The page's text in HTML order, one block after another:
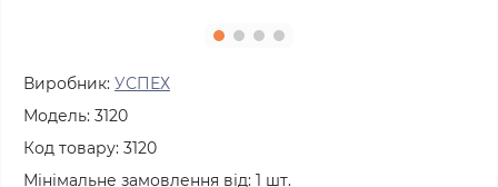
Виробник: УСПЕХ
Модель: 3120
Код товару: 3120
Мінімальне замовлення від: 1 шт.